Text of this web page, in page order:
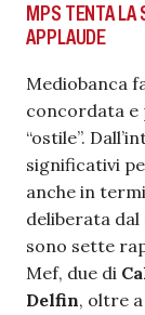
MPS TENTA LA
APPLAUDE
Mediobanca
concordata e
“ostile”.
significativi
anche in
deliberata dal
sono sette
Mef, due di
Delfin, oltre